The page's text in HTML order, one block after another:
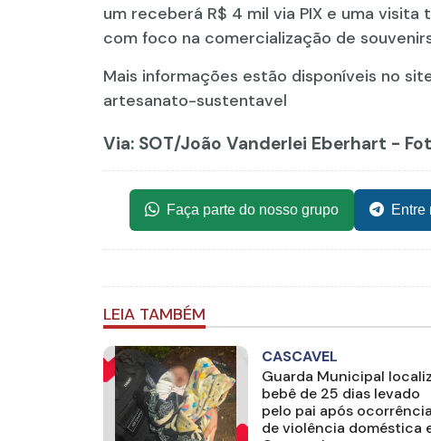
um receberá R$ 4 mil via PIX e uma
com foco na comercialização de
Mais informações estão disponíveis no
artesanato-sustentavel
Via: SOT/João Vanderlei Eberhart -
Faça parte do nosso grupo Entre
LEIA TAMBÉM
CASCAVEL
Guarda Municipal
bebê de 25 dias levado
pelo pai após ocorrência
de violência doméstica